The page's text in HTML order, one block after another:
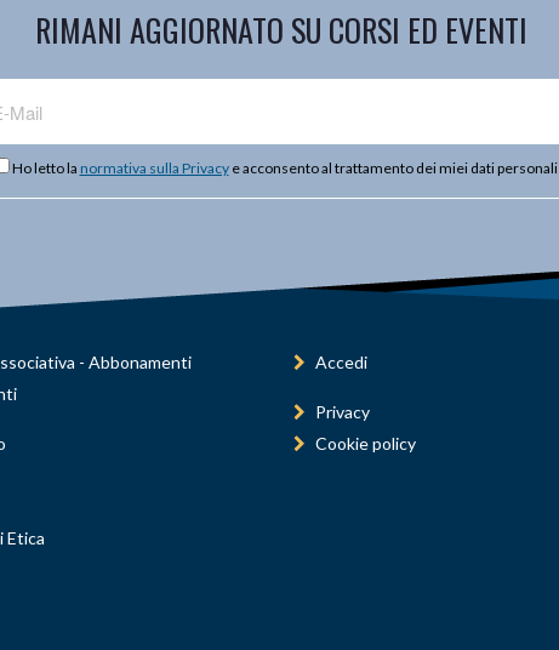
RIMANI AGGIORNATO SU CORSI ED EVENTI
Ho letto la normativa sulla Privacye acconsento al trattamento dei miei dati personali
- Abbonamenti
Etica
Accedi
Privacy
Cookie policy